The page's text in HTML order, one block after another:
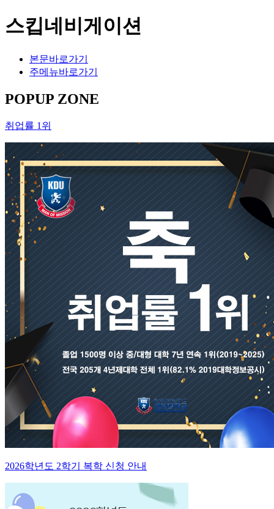
스킵네비게이션
본문바로가기
주메뉴바로가기
POPUP ZONE
취업률 1위
2026학년도 2학기 복학 신청 안내